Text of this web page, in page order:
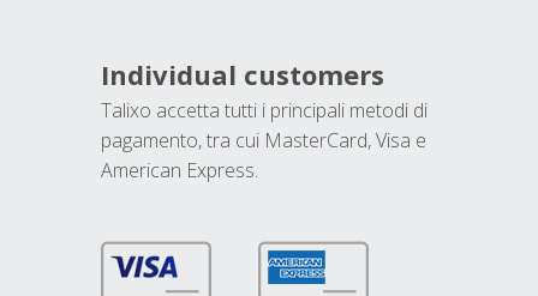
Individual customers
Talixo accetta tutti i principali metodi di
pagamento, tra cui MasterCard, Visa e
American Express.